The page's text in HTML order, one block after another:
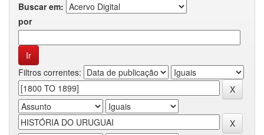
Buscar em:
por
Filtros correntes: